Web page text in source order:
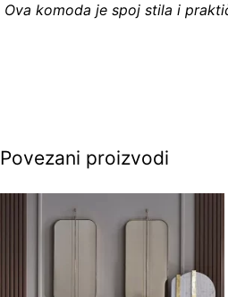
Ova komoda je spoj stila i
Povezani proizvodi